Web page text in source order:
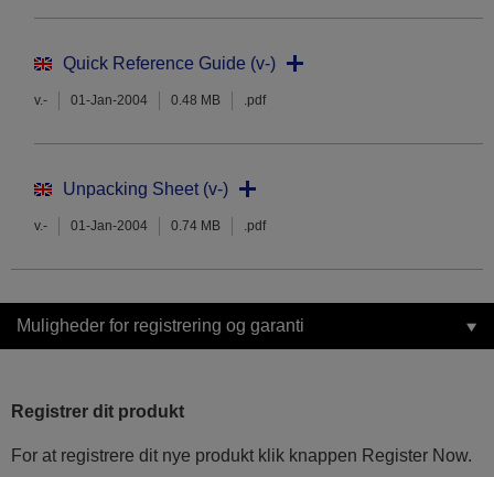
Quick Reference Guide (v-)
v.- 01-Jan-2004 0.48 MB .pdf
Unpacking Sheet (v-)
v.- 01-Jan-2004 0.74 MB .pdf
Muligheder for registrering og garanti
Registrer dit produkt
For at registrere dit nye produkt klik knappen Register Now.